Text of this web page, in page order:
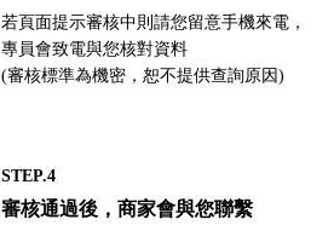
若頁面提示審核中則請您留意手機來電，
專員會致電與您核對資料
(審核標準為機密，恕不提供查詢原因)
STEP.4
審核通過後，商家會與您聯繫